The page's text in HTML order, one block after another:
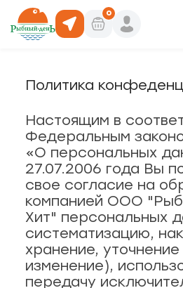
0
роллови отделы
4/1
19а
Политика
Настоящим в
Федеральным
«О персональных
27.07.2006 года Вы
свое согласие на
компанией ООО
Хит" персональных
систематизацию,
хранение,
изменение),
передачу